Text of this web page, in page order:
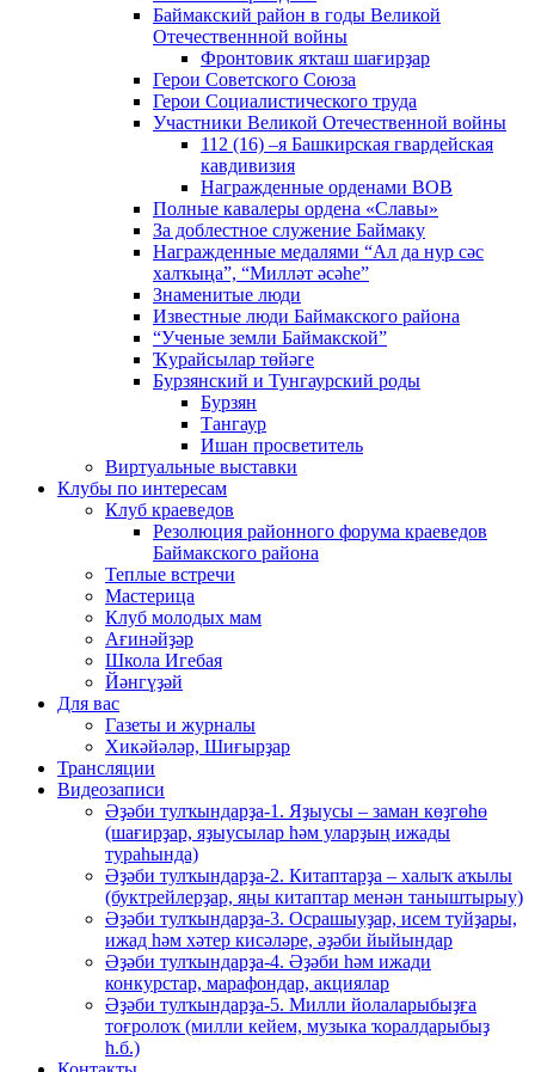
Баймакский район в годы Великой
Отечественнной войны
Фронтовик яҡташ шағирҙар
Герои Советского Союза
Герои Социалистического труда
Участники Великой Отечественной войны
112 (16) –я Башкирская гвардейская
кавдивизия
Награжденные орденами ВОВ
Полные кавалеры ордена «Славы»
За доблестное служение Баймаку
Награжденные медалями “Ал да нур сәс
халҡыңа”, “Милләт әсәһе”
Знаменитые люди
Известные люди Баймакского района
“Ученые земли Баймакской”
Ҡурайсылар төйәге
Бурзянский и Тунгаурский роды
Бурзян
Тангаур
Ишан просветитель
Виртуальные выставки
Клубы по интересам
Клуб краеведов
Резолюция районного форума краеведов
Баймакского района
Теплые встречи
Мастерица
Клуб молодых мам
Ағинәйҙәр
Школа Игебая
Йәнгүҙәй
Для вас
Газеты и журналы
Хикәйәләр, Шиғырҙар
Трансляции
Видеозаписи
Әҙәби тулҡындарҙа-1. Яҙыусы – заман көҙгөһө
(шағирҙар, яҙыусылар һәм уларҙың ижады
тураһында)
Әҙәби тулҡындарҙа-2. Китаптарҙа – халыҡ аҡылы
(буктрейлерҙар, яңы китаптар менән таныштырыу)
Әҙәби тулҡындарҙа-3. Осрашыуҙар, исем туйҙары,
ижад һәм хәтер кисәләре, әҙәби йыйындар
Әҙәби тулҡындарҙа-4. Әҙәби һәм ижади
конкурстар, марафондар, акциялар
Әҙәби тулҡындарҙа-5. Милли йолаларыбыҙға
тоғролоҡ (милли кейем, музыка ҡоралдарыбыҙ
һ.б.)